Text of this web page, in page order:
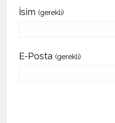
İsim (gerekli)
E-Posta (gerekli)